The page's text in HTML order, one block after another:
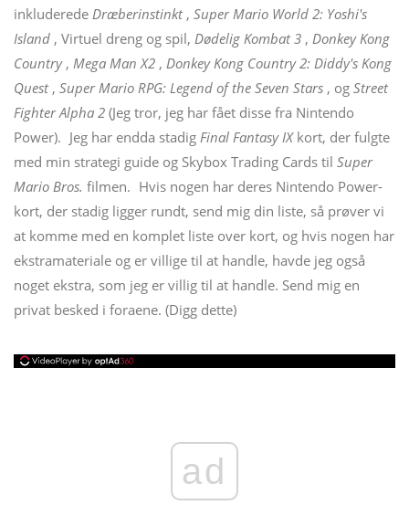
inkluderede Dræberinstinkt, Super Mario World 2: Yoshi's
Island , Virtuel dreng og spil, Dødelig Kombat 3 , Donkey Kong
Country, Mega Man X2 , Donkey Kong Country 2: Diddy's Kong
Quest, Super Mario RPG: Legend of the Seven Stars , og Street
Fighter Alpha 2 (Jeg tror, ​​jeg har fået disse fra Nintendo
Power). Jeg har endda stadig Final Fantasy IXkort, der fulgte
med min strategi guide og Skybox Trading Cards til Super
Mario Bros. filmen. Hvis nogen har deres Nintendo Power-
kort, der stadig ligger rundt, send mig din liste, så prøver vi
at komme med en komplet liste over kort, og hvis nogen har
ekstramateriale og er villige til at handle, havde jeg også
noget ekstra, som jeg er villig til at handle. Send mig en
privat besked i foraene. (Digg dette)
ad